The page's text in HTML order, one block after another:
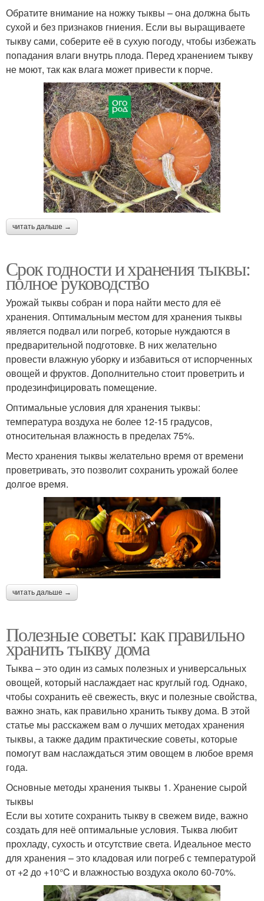
Обратите внимание на ножку тыквы – она должна быть
сухой и без признаков гниения. Если вы выращиваете
тыкву сами, соберите её в сухую погоду, чтобы избежать
попадания влаги внутрь плода. Перед хранением тыкву
не моют, так как влага может привести к порче.
читать дальше →
Срок годности и хранения тыквы:
полное руководство
Урожай тыквы собран и пора найти место для её
хранения. Оптимальным местом для хранения тыквы
является подвал или погреб, которые нуждаются в
предварительной подготовке. В них желательно
провести влажную уборку и избавиться от испорченных
овощей и фруктов. Дополнительно стоит проветрить и
продезинфицировать помещение.
Оптимальные условия для хранения тыквы:
температура воздуха не более 12-15 градусов,
относительная влажность в пределах 75%.
Место хранения тыквы желательно время от времени
проветривать, это позволит сохранить урожай более
долгое время.
читать дальше →
Полезные советы: как правильно
хранить тыкву дома
Тыква – это один из самых полезных и универсальных
овощей, который наслаждает нас круглый год. Однако,
чтобы сохранить её свежесть, вкус и полезные свойства,
важно знать, как правильно хранить тыкву дома. В этой
статье мы расскажем вам о лучших методах хранения
тыквы, а также дадим практические советы, которые
помогут вам наслаждаться этим овощем в любое время
года.
Основные методы хранения тыквы 1. Хранение сырой
тыквы
Если вы хотите сохранить тыкву в свежем виде, важно
создать для неё оптимальные условия. Тыква любит
прохладу, сухость и отсутствие света. Идеальное место
для хранения – это кладовая или погреб с температурой
от +2 до +10°C и влажностью воздуха около 60-70%.